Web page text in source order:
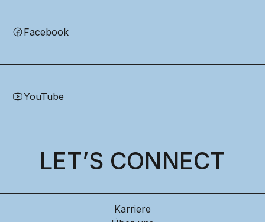
Facebook
YouTube
LET’S CONNECT
Karriere